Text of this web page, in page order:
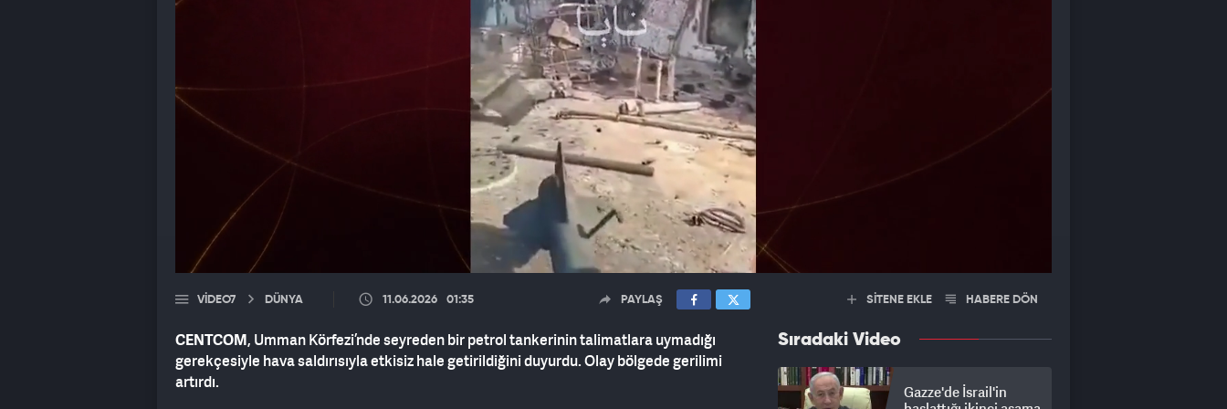
VIDEO7 DÜNYA 11.06.2026 01:35 PAYLAŞ
CENTCOM, Umman Körfezi’nde seyreden bir petrol tankerinin talimatlara uymadığı
gerekçesiyle hava saldırısıyla etkisiz hale getirildiğini duyurdu. Olay bölgede gerilimi
artırdı.
SİTENE EKLE HABERE DÖN
Sıradaki Video
Gazze'de İsrail'in